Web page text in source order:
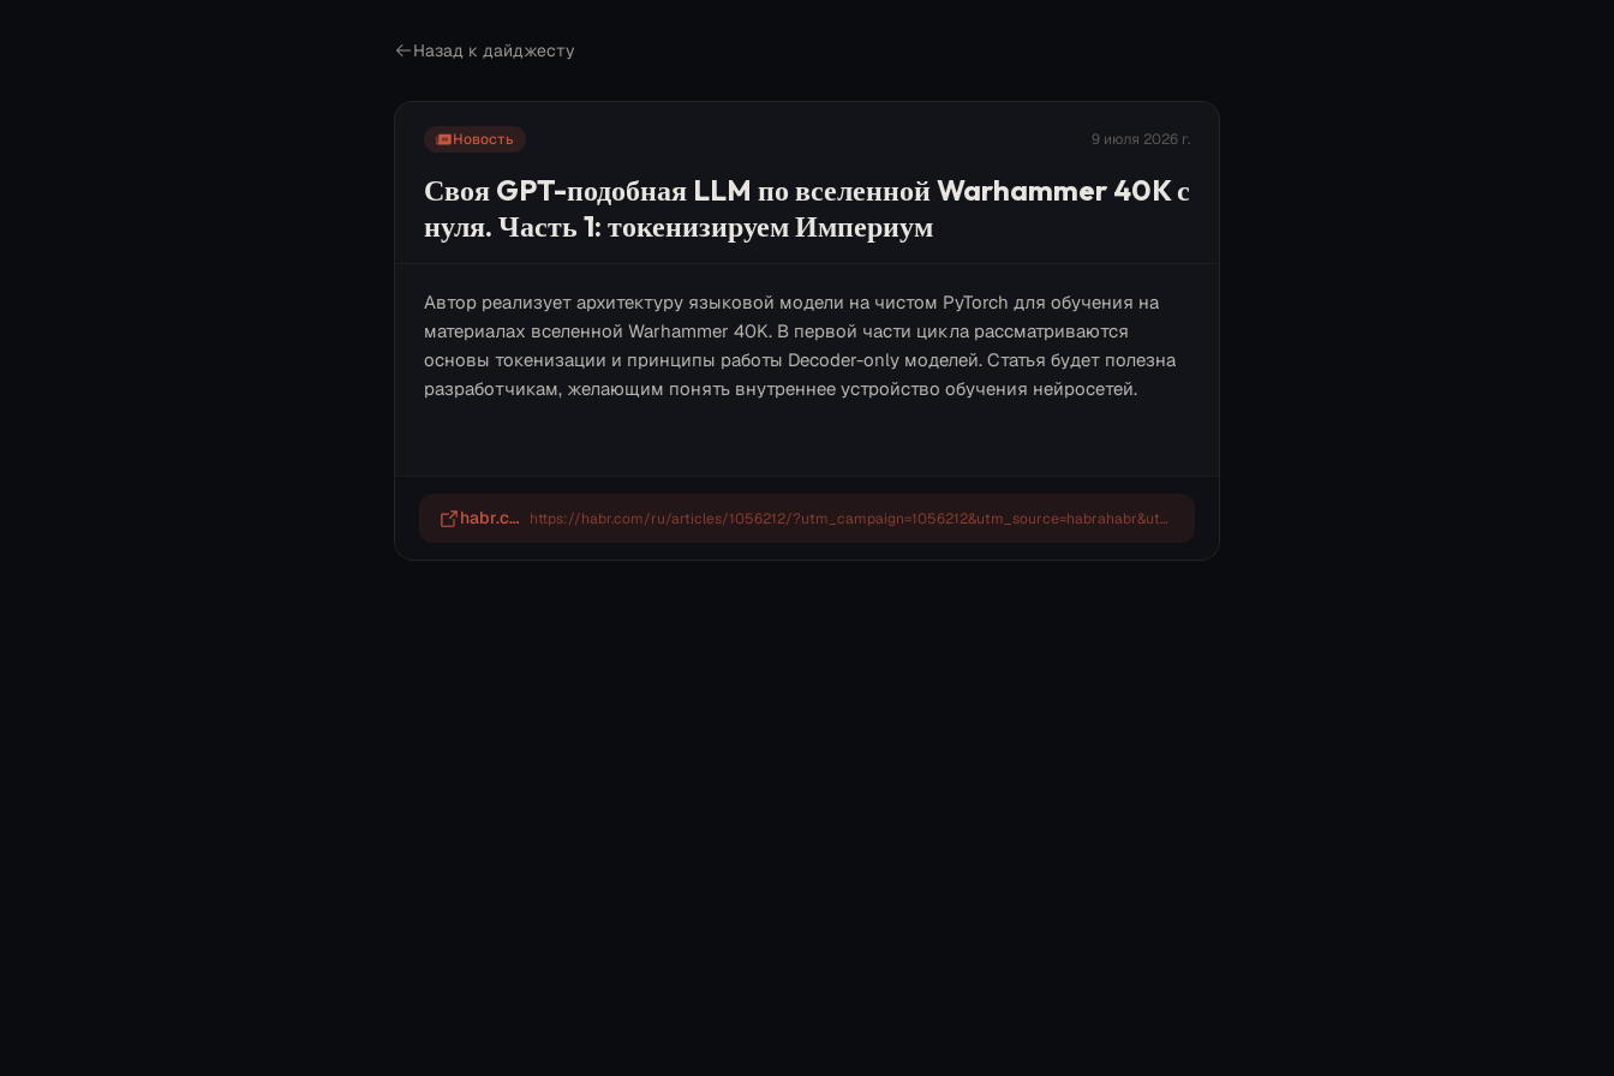
Назад к дайджесту
Новость 9 июля 2026 г.
Своя GPT-подобная LLM по вселенной Warhammer 40K с
нуля. Часть 1: токенизируем Империум
Автор реализует архитектуру языковой модели на чистом PyTorch для обучения на
материалах вселенной Warhammer 40K. В первой части цикла рассматриваются
основы токенизации и принципы работы Decoder-only моделей. Статья будет полезна
разработчикам, желающим понять внутреннее устройство обучения нейросетей.
habr.com https://habr.com/ru/articles/1056212/?utm_campaign=1056212&utm_source=habrahabr&utm_medium=rss